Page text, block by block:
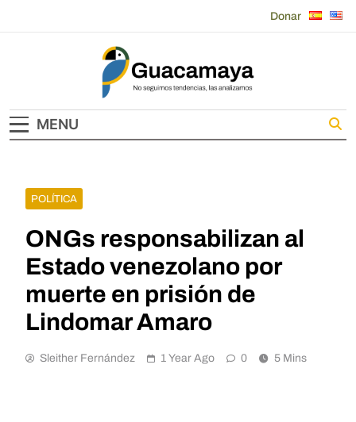
Donar
Guacamaya
MENU
POLÍTICA
ONGs responsabilizan al
Estado venezolano por
muerte en prisión de
Lindomar Amaro
Sleither Fernández 1 Year Ago 0 5 Mins